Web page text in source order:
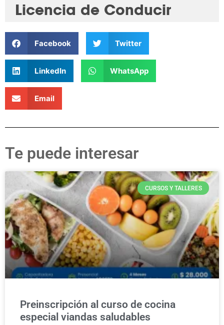
Licencia de Conducir
Facebook Twitter
LinkedIn WhatsApp
Email
Te puede interesar
CURSOS Y TALLERES
Preinscripción al curso de cocina
especial viandas saludables